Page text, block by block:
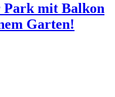
mit Balkon
Garten!